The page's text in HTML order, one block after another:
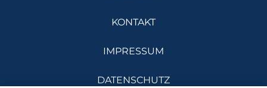
KONTAKT
IMPRESSUM
DATENSCHUTZ